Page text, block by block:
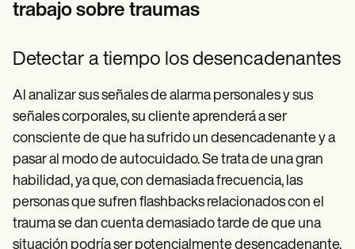
trabajo sobre traumas
Detectar a tiempo los desencadenantes
Al analizar sus señales de alarma personales y sus
señales corporales, su cliente aprenderá a ser
consciente de que ha sufrido un desencadenante y a
pasar al modo de autocuidado. Se trata de una gran
habilidad, ya que, con demasiada frecuencia, las
personas que sufren flashbacks relacionados con el
trauma se dan cuenta demasiado tarde de que una
situación podría ser potencialmente desencadenante.